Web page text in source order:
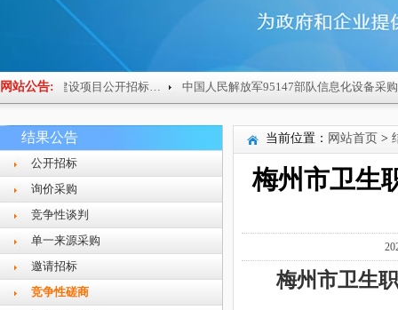
网站公告: 梅州市技师学院南粤家政基地建设项目公开招标公告
结果公告
公开招标
询价采购
竞争性谈判
单一来源采购
邀请招标
竞争性磋商
当前位置： 网站首页 >
梅州市卫生
梅州市卫生